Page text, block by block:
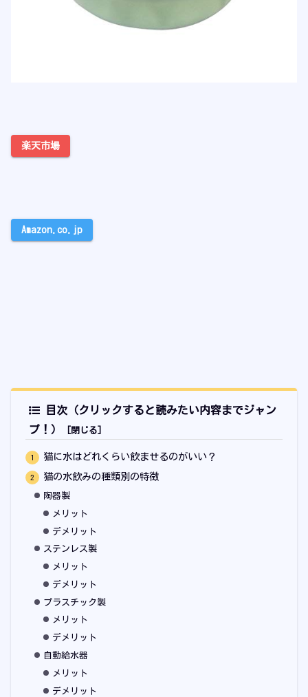
楽天市場
Amazon.co.jp
目次（クリックすると読みたい内容までジャン
プ！）
猫に水はどれくらい飲ませるのがいい？
猫の水飲みの種類別の特徴
陶器製
メリット
デメリット
ステンレス製
メリット
デメリット
プラスチック製
メリット
デメリット
自動給水器
メリット
デメリット